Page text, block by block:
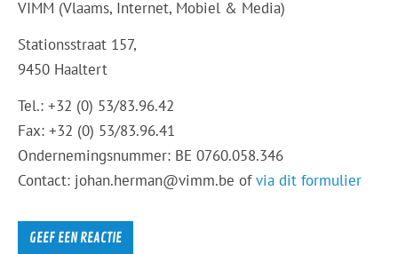
VIMM (Vlaams, Internet, Mobiel & Media)
Stationsstraat 157,
9450 Haaltert
Tel.: +32 (0) 53/83.96.42
Fax: +32 (0) 53/83.96.41
Ondernemingsnummer: BE 0760.058.346
Contact: johan.herman@vimm.be ofvia dit formulier
GEEF EEN REACTIE